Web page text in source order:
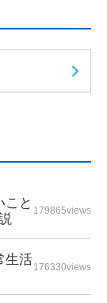
こと 179865views
生活176330views